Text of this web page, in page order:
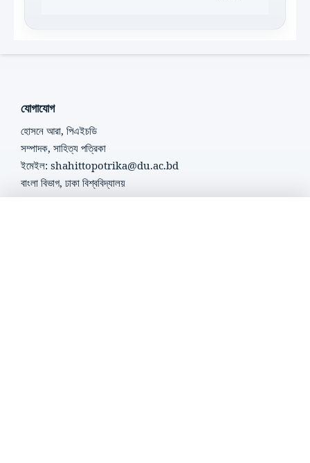
যোগাযোগ
হোসনে আরা, পিএইচডি
সম্পাদক, সাহিত্য পত্রিকা
ইমেইল: shahittopotrika@du.ac.bd
বাংলা বিভাগ, ঢাকা বিশ্ববিদ্যালয়